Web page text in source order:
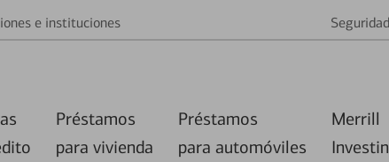
e instituciones Seguridad
Préstamos
para vivienda
Préstamos
para automóviles
Merrill